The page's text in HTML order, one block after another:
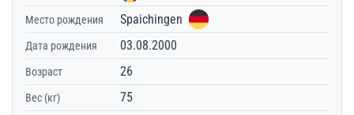
Место рождения Spaichingen
Дата рождения 03.08.2000
Возраст 26
Вес (кг) 75